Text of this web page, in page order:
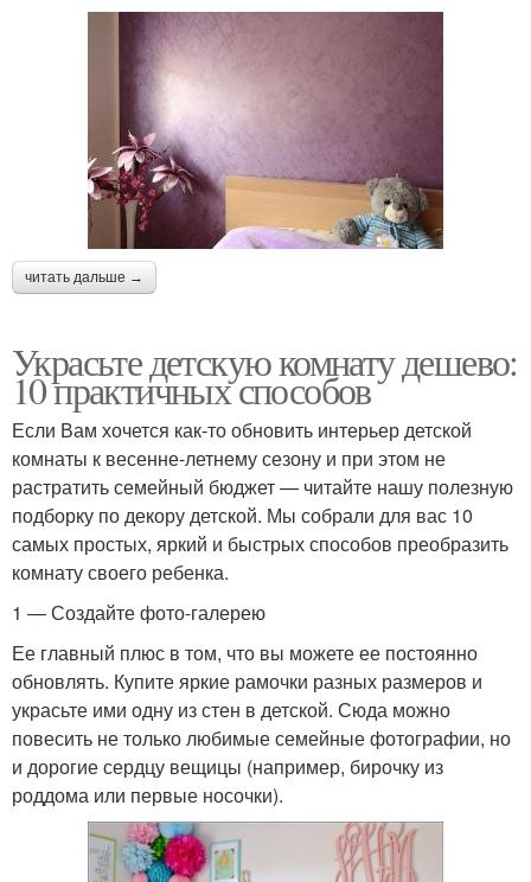
читать дальше →
Украсьте детскую комнату дешево:
10 практичных способов
Если Вам хочется как-то обновить интерьер детской
комнаты к весенне-летнему сезону и при этом не
растратить семейный бюджет — читайте нашу полезную
подборку по декору детской. Мы собрали для вас 10
самых простых, яркий и быстрых способов преобразить
комнату своего ребенка.
1 — Создайте фото-галерею
Ее главный плюс в том, что вы можете ее постоянно
обновлять. Купите яркие рамочки разных размеров и
украсьте ими одну из стен в детской. Сюда можно
повесить не только любимые семейные фотографии, но
и дорогие сердцу вещицы (например, бирочку из
роддома или первые носочки).